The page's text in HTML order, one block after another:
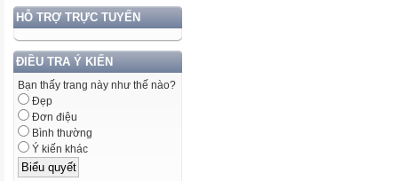
HỖ TRỢ TRỰC TUYẾN
ĐIỀU TRA Ý KIẾN
Bạn thấy trang này như thế nào?
Đẹp
Đơn điệu
Bình thường
Ý kiến khác